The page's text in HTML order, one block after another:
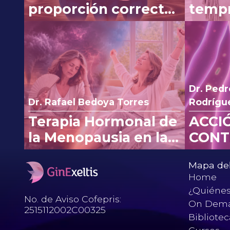
proporción correcta:
experiencia clínica
con Myo y D-Chiro-
Inositol
Dr. Rafael Bedoya Torres
Terapia Hormonal de
la Menopausia en la
nueva era:
reinterpretando los
cambios de la FDA.
Dr.
No. de Aviso Cofepris:
2515112002C00325
Mapa
Home
On